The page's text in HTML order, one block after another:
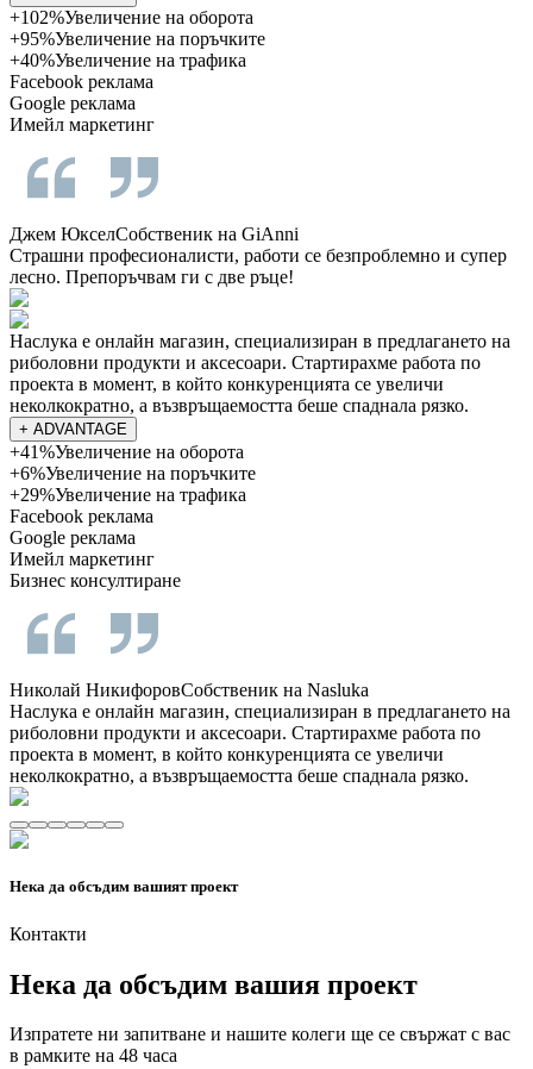
+102%Увеличение на оборота
+95%Увеличение на поръчките
+40%Увеличение на трафика
Facebook реклама
Google реклама
Имейл маркетинг
Джем ЮкселСобственик на GiAnni
Страшни професионалисти, работи се безпроблемно и супер
лесно. Препоръчвам ги с две ръце!
Наслука е онлайн магазин, специализиран в предлагането на
риболовни продукти и аксесоари. Стартирахме работа по
проекта в момент, в който конкуренцията се увеличи
неколкократно, а възвръщаемостта беше спаднала рязко.
+ ADVANTAGE
+41%Увеличение на оборота
+6%Увеличение на поръчките
+29%Увеличение на трафика
Facebook реклама
Google реклама
Имейл маркетинг
Бизнес консултиране
Николай НикифоровСобственик на Nasluka
Наслука е онлайн магазин, специализиран в предлагането на
риболовни продукти и аксесоари. Стартирахме работа по
проекта в момент, в който конкуренцията се увеличи
неколкократно, а възвръщаемостта беше спаднала рязко.
Нека да обсъдим вашият проект
Контакти
Нека да обсъдим вашия проект
Изпратете ни запитване и нашите колеги ще се свържат с вас
в рамките на 48 часа